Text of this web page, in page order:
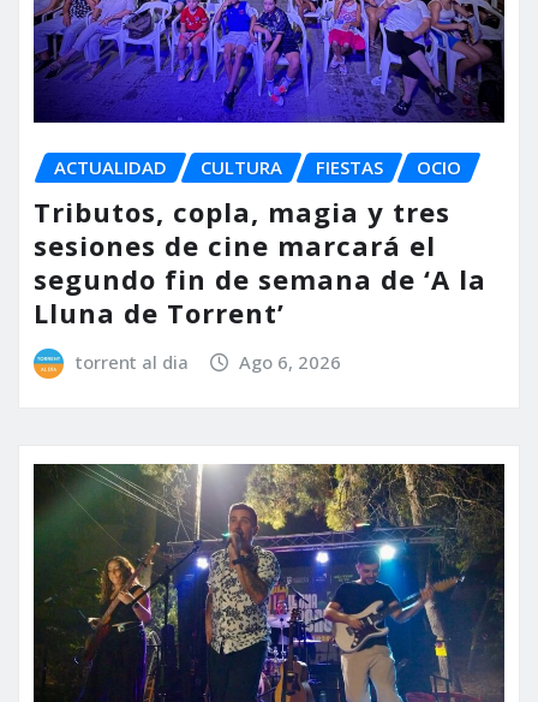
ACTUALIDAD CULTURA FIESTAS OCIO
Tributos, copla, magia y tres
sesiones de cine marcará el
segundo fin de semana de ‘A la
Lluna de Torrent’
torrent al dia Ago 6, 2026